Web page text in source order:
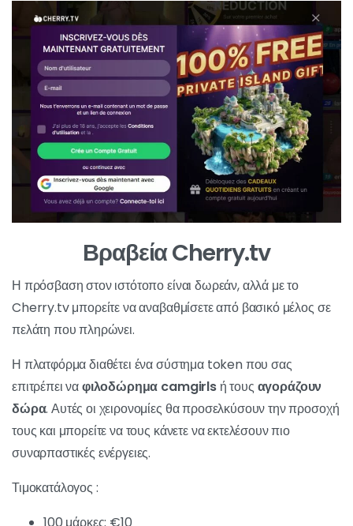
Βραβεία Cherry.tv
Η πρόσβαση στον ιστότοπο είναι δωρεάν, αλλά με το
Cherry.tv μπορείτε να αναβαθμίσετε από βασικό μέλος σε
πελάτη που πληρώνει.
Η πλατφόρμα διαθέτει ένα σύστημα token που σας
επιτρέπει ναφιλοδώρημα camgirls ή τους αγοράζουν
δώρα. Αυτές οι χειρονομίες θα προσελκύσουν την προσοχή
τους και μπορείτε να τους κάνετε να εκτελέσουν πιο
συναρπαστικές ενέργειες.
Τιμοκατάλογος :